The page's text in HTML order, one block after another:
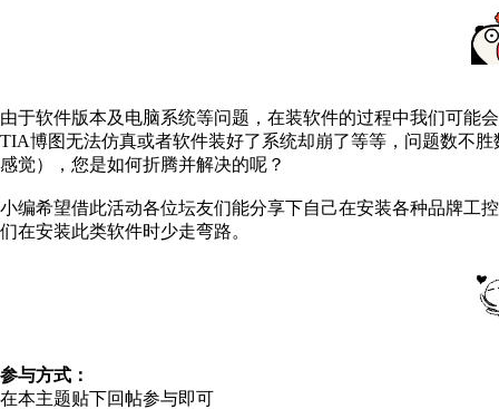
由于软件版本及电脑系统等问题，在装软件的过程中我们可能
TIA博图无法仿真或者软件装好了系统却崩了等等，问题数不
感觉），您是如何折腾并解决的呢？
小编希望借此活动各位坛友们能分享下自己在安装各种品牌工
们在安装此类软件时少走弯路。
参与方式：
在本主题贴下回帖参与即可